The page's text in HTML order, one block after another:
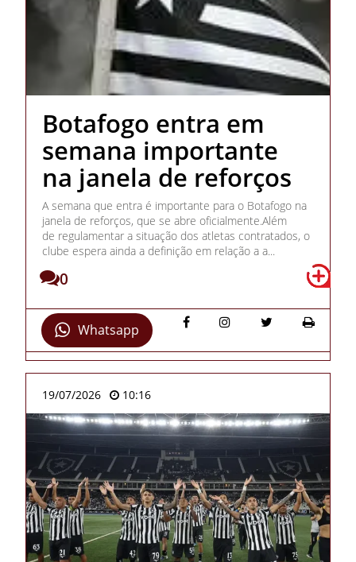
Botafogo entra em
semana importante
na janela de reforços
A semana que entra é importante para o Botafogo na
janela de reforços, que se abre oficialmente.Além
de regulamentar a situação dos atletas contratados, o
clube espera ainda a definição em relação a a...
0
Whatsapp
19/07/2026 10:16